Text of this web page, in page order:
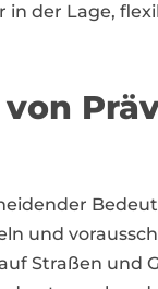
der Lage,
und
Straßen und